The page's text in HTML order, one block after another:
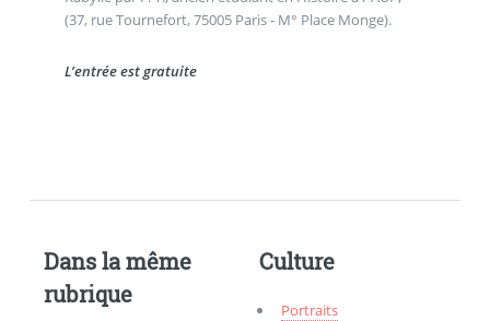
(37, rue Tournefort, 75005 Paris - M° Place Monge).
L’entrée est gratuite
Dans la même
rubrique
Culture
Portraits